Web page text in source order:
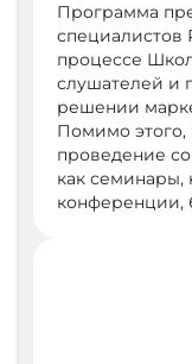
Программа
процессе
слушателей и
решении
Помимо этого,
проведение
как семинары,
конференции,